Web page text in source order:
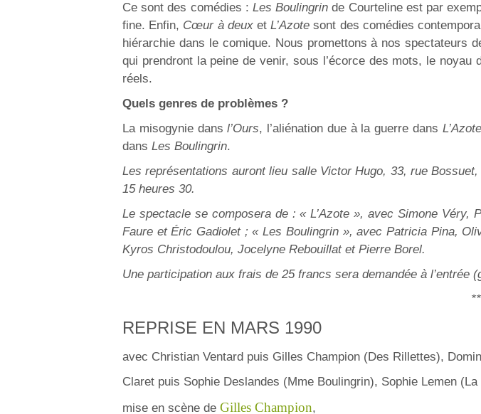
Ce sont des comédies : Les Boulingrin de Courteline est par
fine. Enfin, Cœur à deuxetL’Azote sont des comédies
hiérarchie dans le comique. Nous promettons à nos spectateurs
qui prendront la peine de venir, sous l’écorce des mots, le
réels.
Quels genres de problèmes ?
La misogynie dansl’Ours, l’aliénation due à la guerre dans L’Azote
dans Les Boulingrin.
Les représentations auront lieu salle Victor Hugo, 33, rue
15 heures 30.
Le spectacle se composera de : « L’Azote », avec Simone
Faure et Éric Gadiolet ; « Les Boulingrin », avec Patricia Pina,
Kyros Christodoulou, Jocelyne Rebouillat et Pierre Borel.
Une participation aux frais de 25 francs sera demandée à l’entrée
REPRISE EN MARS 1990
avec Christian Ventard puis Gilles Champion (Des Rillettes),
Claret puis Sophie Deslandes (Mme Boulingrin), Sophie Lemen (La
mise en scène de Gilles Champion,